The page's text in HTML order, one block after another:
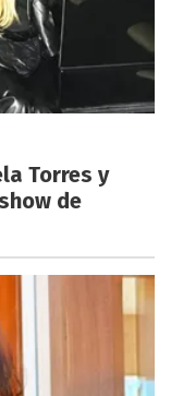
Torres y
de